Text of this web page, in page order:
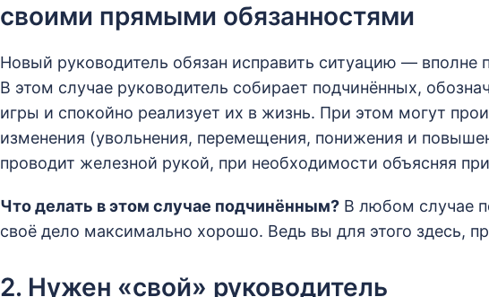
своими прямыми обязанностями
Новый руководитель обязан исправить ситуацию — вполне
В этом случае руководитель собирает подчинённых,
игры и спокойно реализует их в жизнь. При этом могут
изменения (увольнения, перемещения, понижения и
проводит железной рукой, при необходимости объясняя
Что делать в этом случае подчинённым?В любом случае
своё дело максимально хорошо. Ведь вы для этого здесь,
2. Нужен «свой» руководитель